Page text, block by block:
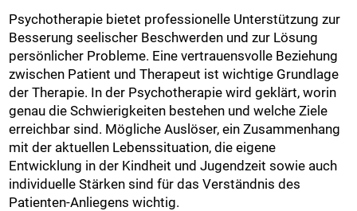
Psychotherapie bietet professionelle Unterstützung zur
Besserung seelischer Beschwerden und zur Lösung
persönlicher Probleme. Eine vertrauensvolle Beziehung
zwischen Patient und Therapeut ist wichtige Grundlage
der Therapie. In der Psychotherapie wird geklärt, worin
genau die Schwierigkeiten bestehen und welche Ziele
erreichbar sind. Mögliche Auslöser, ein Zusammenhang
mit der aktuellen Lebenssituation, die eigene
Entwicklung in der Kindheit und Jugendzeit sowie auch
individuelle Stärken sind für das Verständnis des
Patienten-Anliegens wichtig.